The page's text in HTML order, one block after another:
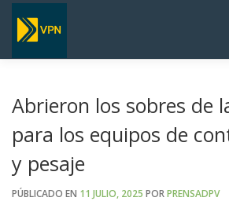
Saltar
contenido
SERVICIOS
TERMINOS DE REFERENCIA GENERALES-
Abrieron los sobres de
para los equipos de
y pesaje
PÚBLICADO EN 11 JULIO, 2025 PORPRENSADPV